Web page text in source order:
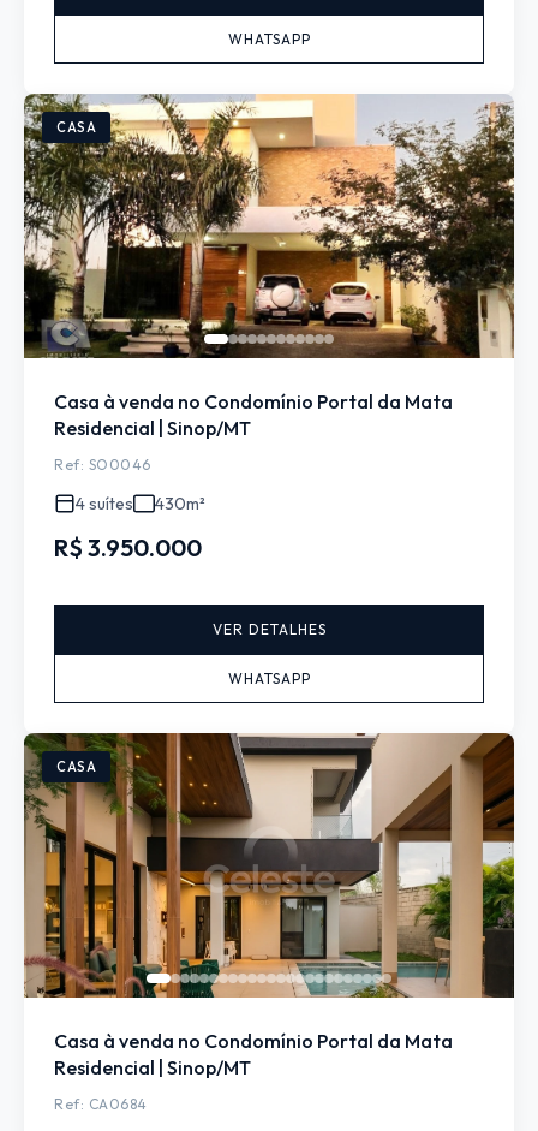
WHATSAPP
CASA
Casa à venda no Condomínio Portal da Mata
Residencial | Sinop/MT
Ref: SO0046
4 suítes 430m²
R$ 3.950.000
VER DETALHES
WHATSAPP
CASA
Casa à venda no Condomínio Portal da Mata
Residencial | Sinop/MT
Ref: CA0684